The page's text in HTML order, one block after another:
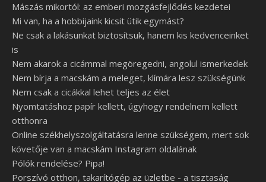
Mászás mikortól: az emberi mozgásfejlődés kezdetei
Mi van, ha a hobbijaink kicsit ütik egymást?
Ne csak a lakásunkat biztosítsuk, hanem kis kedvenceinket
is
Nem akarok a cicámmal megöregedni, angolul ismerkedek
Nem bírja a macskám a meleget, klímára lesz szükségünk
Nem csak a cicákkal lehet teljes az élet
Nyomtatáshoz papír kellett, úgyhogy rendelnem kellett
otthonra
Online székhelyszolgáltatásra lenne szükségem, mert sok
követője van a macskám Instagram oldalának
Pólók rendelése? Pipa!
Porszívó otthon, takarítógép az üzletbe - a tisztaság